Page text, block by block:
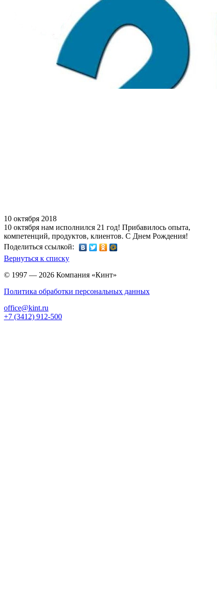
10 октября 2018
10 октября нам исполнился 21 год! Прибавилось опыта,
компетенций, продуктов, клиентов. С Днем Рождения!
Поделиться ссылкой:
Вернуться к списку
© 1997 — 2026 Компания «Кинт»
Политика обработки персональных данных
office@kint.ru
+7 (3412) 912-500